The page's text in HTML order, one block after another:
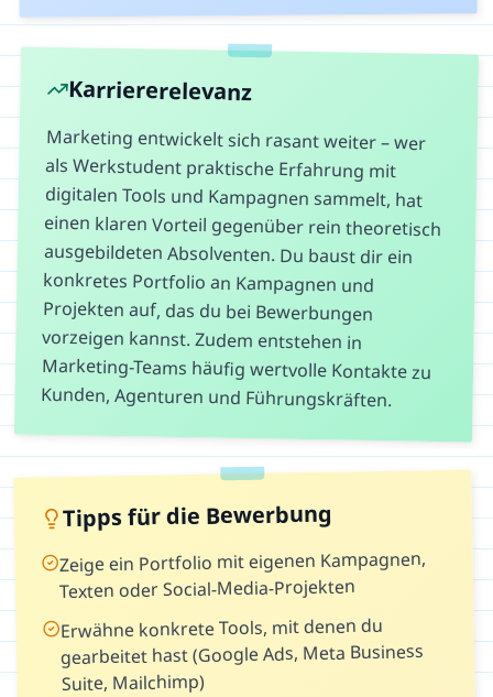
Karriererelevanz
Marketing entwickelt sich rasant weiter – wer
als Werkstudent praktische Erfahrung mit
digitalen Tools und Kampagnen sammelt, hat
einen klaren Vorteil gegenüber rein theoretisch
ausgebildeten Absolventen. Du baust dir ein
konkretes Portfolio an Kampagnen und
Projekten auf, das du bei Bewerbungen
vorzeigen kannst. Zudem entstehen in
Marketing-Teams häufig wertvolle Kontakte zu
Kunden, Agenturen und Führungskräften.
Tipps für die Bewerbung
Zeige ein Portfolio mit eigenen Kampagnen,
Texten oder Social-Media-Projekten
Erwähne konkrete Tools, mit denen du
gearbeitet hast (Google Ads, Meta Business
Suite, Mailchimp)